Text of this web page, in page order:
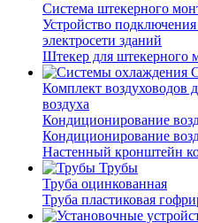
Система штекерного
Устройство
электросети зданий
Штекер для штекерного
Комплект воздуховодов
воздуха
Кондиционирование
Кондиционирование
Настенный кронштейн
Трубы
Труба оцинкованная
Труба пластиковая